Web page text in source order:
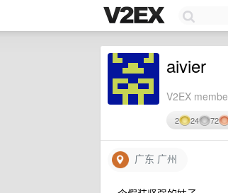
aivier
V2EX
2 24 72
广东 广州